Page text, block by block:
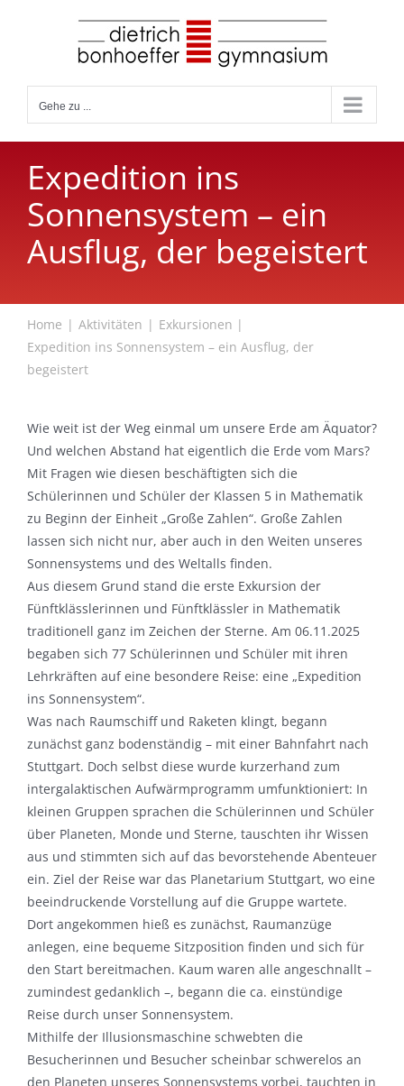
Gehe zu ...
Expedition ins
Sonnensystem – ein
Ausflug, der begeistert
Home Aktivitäten
Exkursionen
Expedition ins Sonnensystem – ein Ausflug, der
begeistert
Wie weit ist der Weg einmal um unsere Erde am Äquator?
Und welchen Abstand hat eigentlich die Erde vom Mars?
Mit Fragen wie diesen beschäftigten sich die
Schülerinnen und Schüler der Klassen 5 in Mathematik
zu Beginn der Einheit „Große Zahlen“. Große Zahlen
lassen sich nicht nur, aber auch in den Weiten unseres
Sonnensystems und des Weltalls finden.
Aus diesem Grund stand die erste Exkursion der
Fünftklässlerinnen und Fünftklässler in Mathematik
traditionell ganz im Zeichen der Sterne. Am 06.11.2025
begaben sich 77 Schülerinnen und Schüler mit ihren
Lehrkräften auf eine besondere Reise: eine „Expedition
ins Sonnensystem“.
Was nach Raumschiff und Raketen klingt, begann
zunächst ganz bodenständig – mit einer Bahnfahrt nach
Stuttgart. Doch selbst diese wurde kurzerhand zum
intergalaktischen Aufwärmprogramm umfunktioniert: In
kleinen Gruppen sprachen die Schülerinnen und Schüler
über Planeten, Monde und Sterne, tauschten ihr Wissen
aus und stimmten sich auf das bevorstehende Abenteuer
ein. Ziel der Reise war das Planetarium Stuttgart, wo eine
beeindruckende Vorstellung auf die Gruppe wartete.
Dort angekommen hieß es zunächst, Raumanzüge
anlegen, eine bequeme Sitzposition finden und sich für
den Start bereitmachen. Kaum waren alle angeschnallt –
zumindest gedanklich –, begann die ca. einstündige
Reise durch unser Sonnensystem.
Mithilfe der Illusionsmaschine schwebten die
Besucherinnen und Besucher scheinbar schwerelos an
den Planeten unseres Sonnensystems vorbei, tauchten in